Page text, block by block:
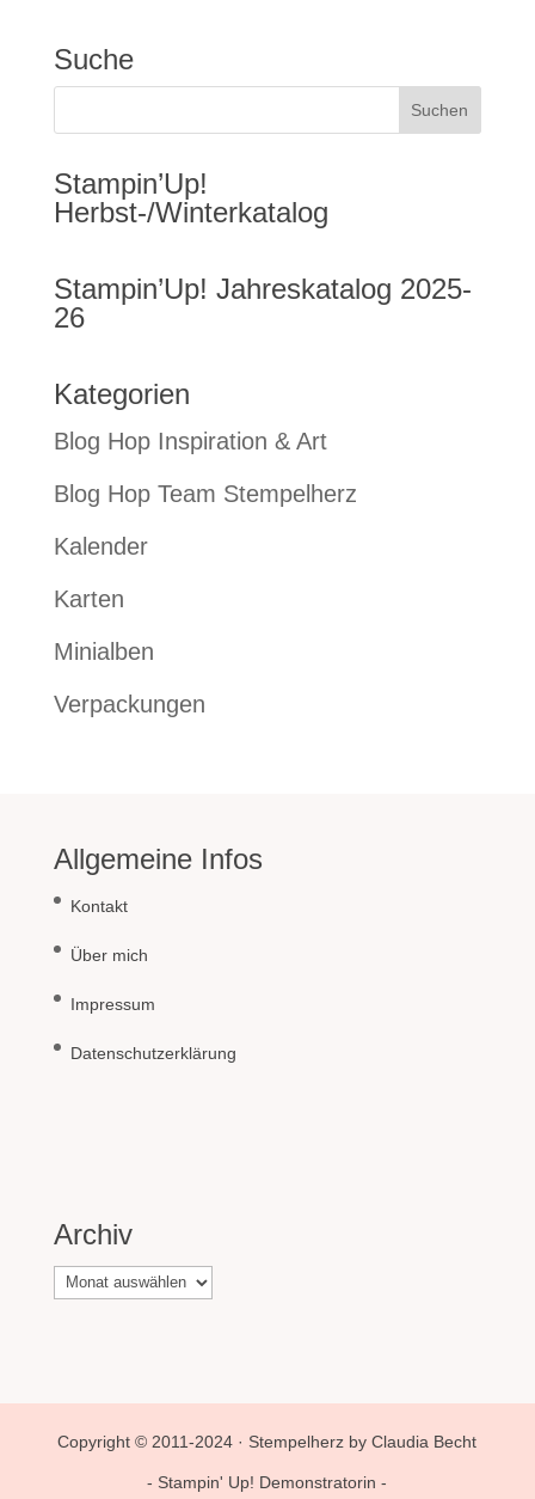
Suche
Stampin’Up!
Herbst-/Winterkatalog
Stampin’Up! Jahreskatalog 2025-
26
Kategorien
Blog Hop Inspiration & Art
Blog Hop Team Stempelherz
Kalender
Karten
Minialben
Verpackungen
Allgemeine Infos
Kontakt
Über mich
Impressum
Datenschutzerklärung
Archiv
Archiv
Copyright © 2011-2024 · Stempelherz by Claudia Becht
- Stampin' Up! Demonstratorin -